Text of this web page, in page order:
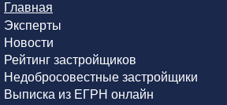
Главная
Эксперты
Новости
Рейтинг застройщиков
Недобросовестные застройщики
Выписка из ЕГРН онлайн